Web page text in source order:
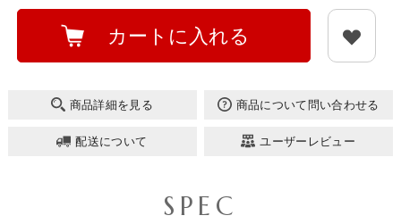
カートに入れる
商品詳細を見る 商品について問い合わせる
配送について ユーザーレビュー
SPEC